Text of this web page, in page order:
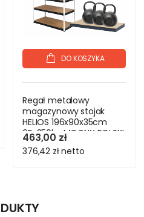
DO KOSZYKA
Regał metalowy
magazynowy stojak
HELIOS 196x90x35cm
6Px350kg MOCNY POLSKI
463,00 zł
376,42 złnetto